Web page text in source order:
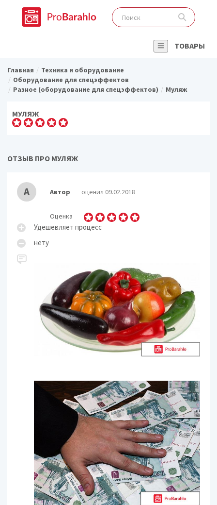
ТОВАРЫ
Главная
Техника и оборудование
Оборудование для спецэффектов
Разное (оборудование для спецэффектов)
Муляж
МУЛЯЖ
ОТЗЫВ ПРО МУЛЯЖ
А Автор оценил 09.02.2018
Оценка
Удешевляет процесс
нету